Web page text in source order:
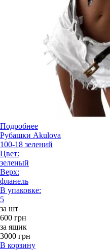
Подробнее
Рубашки Akulova
100-18 зелений
Цвет:
зеленый
Верх:
фланель
В упаковке:
5
за шт
600 грн
за ящик
3000 грн
В корзину